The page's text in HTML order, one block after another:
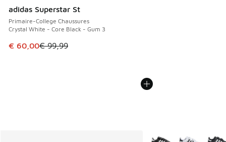
adidas Superstar St
Primaire-College Chaussures
Crystal White - Core Black - Gum 3
Cet article est en promotion. Prix en baisse de € 99,99 à
€ 60,00€ 99,99
Plus de couleurs